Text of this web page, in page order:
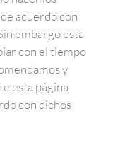
acuerdo con
embargo esta
con el tiempo
y
esta página
con dichos